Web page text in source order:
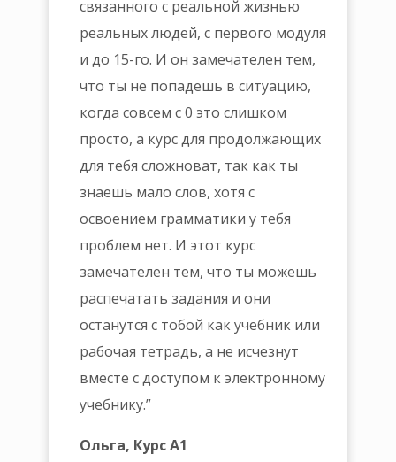
связанного с реальной жизнью
реальных людей, с первого модуля
и до 15-го. И он замечателен тем,
что ты не попадешь в ситуацию,
когда совсем с 0 это слишком
просто, а курс для продолжающих
для тебя сложноват, так как ты
знаешь мало слов, хотя с
освоением грамматики у тебя
проблем нет. И этот курс
замечателен тем, что ты можешь
распечатать задания и они
останутся с тобой как учебник или
рабочая тетрадь, а не исчезнут
вместе с доступом к электронному
учебнику.”
Ольга, Курс А1